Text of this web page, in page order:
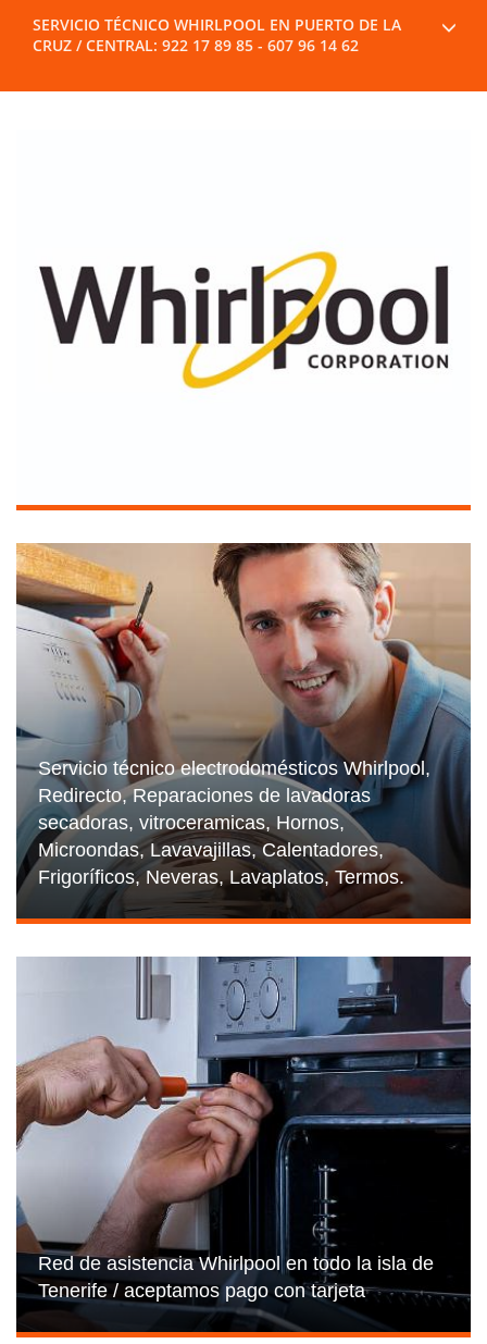
SERVICIO TÉCNICO WHIRLPOOL EN PUERTO DE LA
CRUZ / CENTRAL: 922 17 89 85 - 607 96 14 62
Servicio técnico electrodomésticos Whirlpool,
Redirecto, Reparaciones de lavadoras
secadoras, vitroceramicas, Hornos,
Microondas, Lavavajillas, Calentadores,
Frigoríficos, Neveras, Lavaplatos, Termos.
Red de asistencia Whirlpool en todo la isla de
Tenerife / aceptamos pago con tarjeta